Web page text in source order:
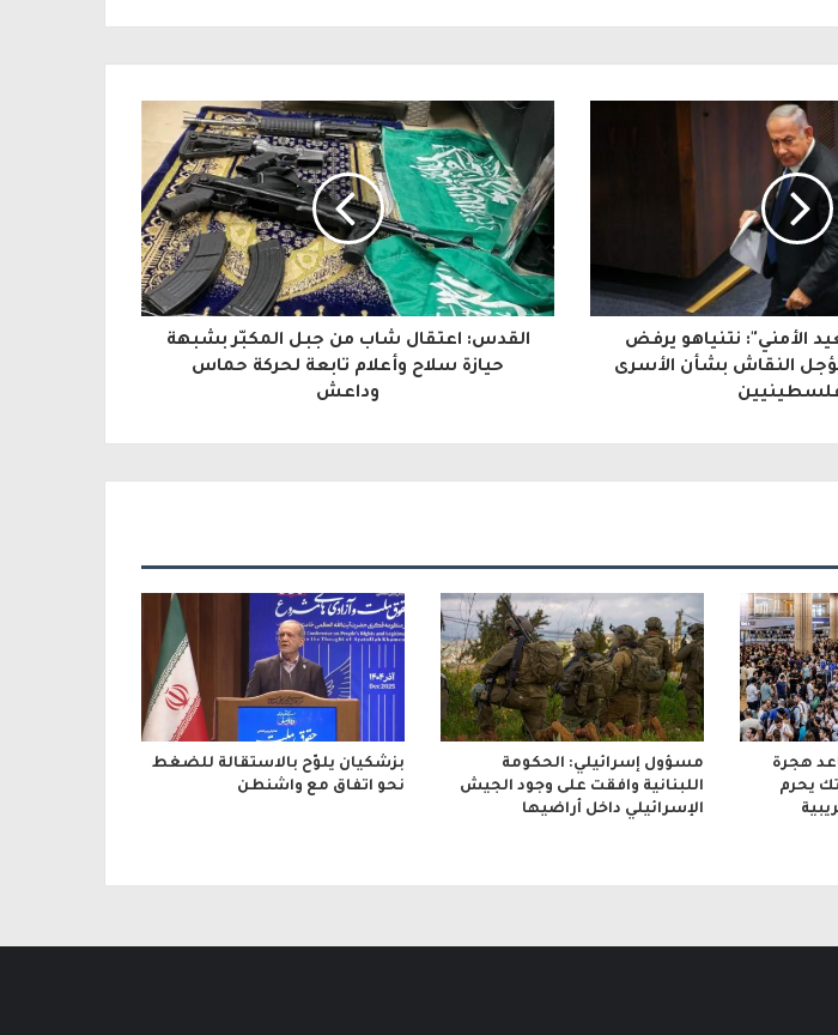
الأمني": نتنياهو يرفض
النقاش بشأن الأسرى
القدس: اعتقال شاب من جبل المكبّر بشبهة
حيازة سلاح وأعلام تابعة لحركة حماس
وداعش
هجرة
يحرم
مسؤول إسرائيلي: الحكومة
اللبنانية وافقت على وجود الجيش
الإسرائيلي داخل أراضيها
بزشكيان يلوّح بالاستقالة للضغط
نحو اتفاق مع واشنطن